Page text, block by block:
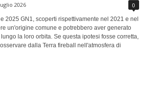
2026 0
2025 GN1, scoperti rispettivamente nel 2021 e nel
un'origine comune e potrebbero aver generato
la loro orbita. Se questa ipotesi fosse corretta,
dalla Terra fireball nell'atmosfera di